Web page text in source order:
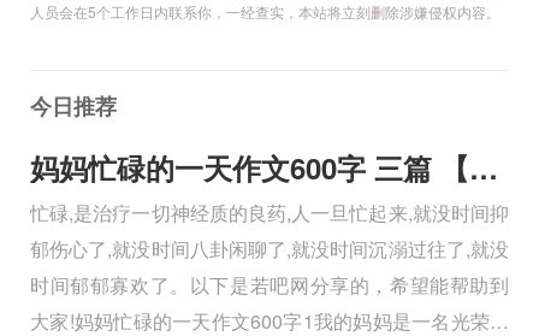
人员会在5个工作日内联系你，一经查实，本站将立刻删除涉嫌侵权内容。
今日推荐
妈妈忙碌的一天作文600字 三篇 【600字】
忙碌,是治疗一切神经质的良药,人一旦忙起来,就没时间抑
郁伤心了,就没时间八卦闲聊了,就没时间沉溺过往了,就没
时间郁郁寡欢了。以下是若吧网分享的，希望能帮助到
大家!妈妈忙碌的一天作文600字1我的妈妈是一名光荣的